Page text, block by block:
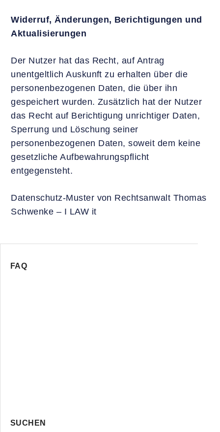
Widerruf, Änderungen, Berichtigungen und
Aktualisierungen
Der Nutzer hat das Recht, auf Antrag
unentgeltlich Auskunft zu erhalten über die
personenbezogenen Daten, die über ihn
gespeichert wurden. Zusätzlich hat der Nutzer
das Recht auf Berichtigung unrichtiger Daten,
Sperrung und Löschung seiner
personenbezogenen Daten, soweit dem keine
gesetzliche Aufbewahrungspflicht
entgegensteht.
Datenschutz-Muster von Rechtsanwalt Thomas
Schwenke – I LAW it
FAQ
SUCHEN